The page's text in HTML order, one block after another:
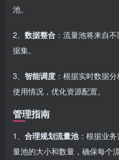
池。
2、 数据整合 ：流量池将来自
据集。
3、 智能调度 ：根据实时数据
使用情况，优化资源配置。
管理指南
1、 合理规划流量池：根据业
量池的大小和数量，确保每个